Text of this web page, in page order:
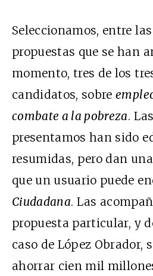
Seleccionamos, entre
propuestas que se han
momento, tres de los
candidatos, sobre
combate a la pobreza.
presentamos han sido
resumidas, pero dan
que un usuario puede
Ciudadana. Las
propuesta particular, y
caso de López Obrador,
ahorrar cien mil